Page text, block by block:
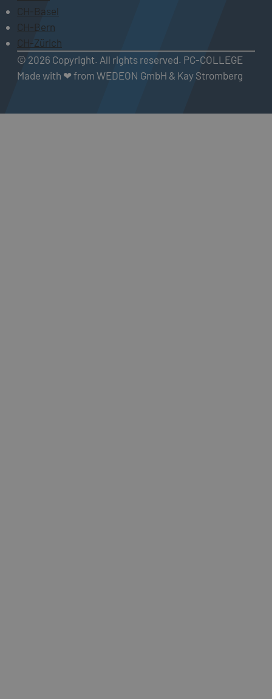
CH-Basel
CH-Bern
CH-Zürich
© 2026 Copyright. All rights reserved. PC-COLLEGE
Made with ❤ from WEDEON GmbH & Kay Stromberg